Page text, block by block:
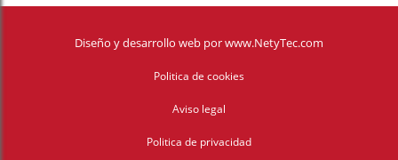
Diseño y desarrollo web porwww.NetyTec.com
Politica de cookies
Aviso legal
Politica de privacidad